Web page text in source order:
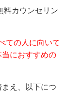
料カウンセリン
ての人に向いて
におすすめの
え、以下につ